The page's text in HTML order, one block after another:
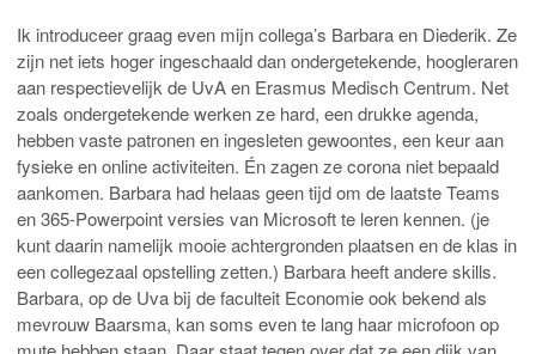
Ik introduceer graag even mijn collega’s Barbara en Diederik. Ze
zijn net iets hoger ingeschaald dan ondergetekende, hoogleraren
aan respectievelijk de UvA en Erasmus Medisch Centrum. Net
zoals ondergetekende werken ze hard, een drukke agenda,
hebben vaste patronen en ingesleten gewoontes, een keur aan
fysieke en online activiteiten. Én zagen ze corona niet bepaald
aankomen. Barbara had helaas geen tijd om de laatste Teams
en 365-Powerpoint versies van Microsoft te leren kennen. (je
kunt daarin namelijk mooie achtergronden plaatsen en de klas in
een collegezaal opstelling zetten.) Barbara heeft andere skills.
Barbara, op de Uva bij de faculteit Economie ook bekend als
mevrouw Baarsma, kan soms even te lang haar microfoon op